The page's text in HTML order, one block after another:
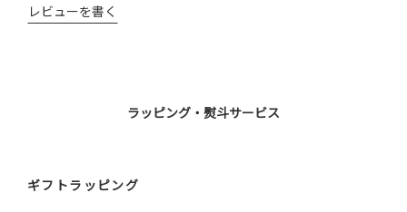
レビューを書く
ラッピング・熨斗サービス
ギフトラッピング